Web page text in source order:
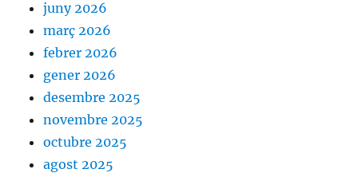
juny 2026
març 2026
febrer 2026
gener 2026
desembre 2025
novembre 2025
octubre 2025
agost 2025